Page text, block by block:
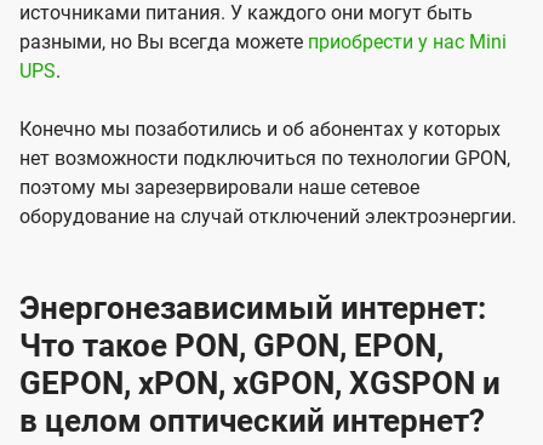
источниками питания. У каждого они могут быть
разными, но Вы всегда можете приобрести у нас Mini
UPS.
Конечно мы позаботились и об абонентах у которых
нет возможности подключиться по технологии GPON,
поэтому мы зарезервировали наше сетевое
оборудование на случай отключений электроэнергии.
Энергонезависимый интернет:
Что такое PON, GPON, EPON,
GEPON, xPON, xGPON, XGSPON и
в целом оптический интернет?